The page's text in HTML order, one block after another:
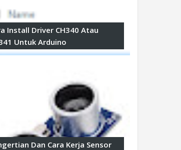
Install Driver CH340 Atau
Untuk Arduino
Dan Cara Kerja Sensor